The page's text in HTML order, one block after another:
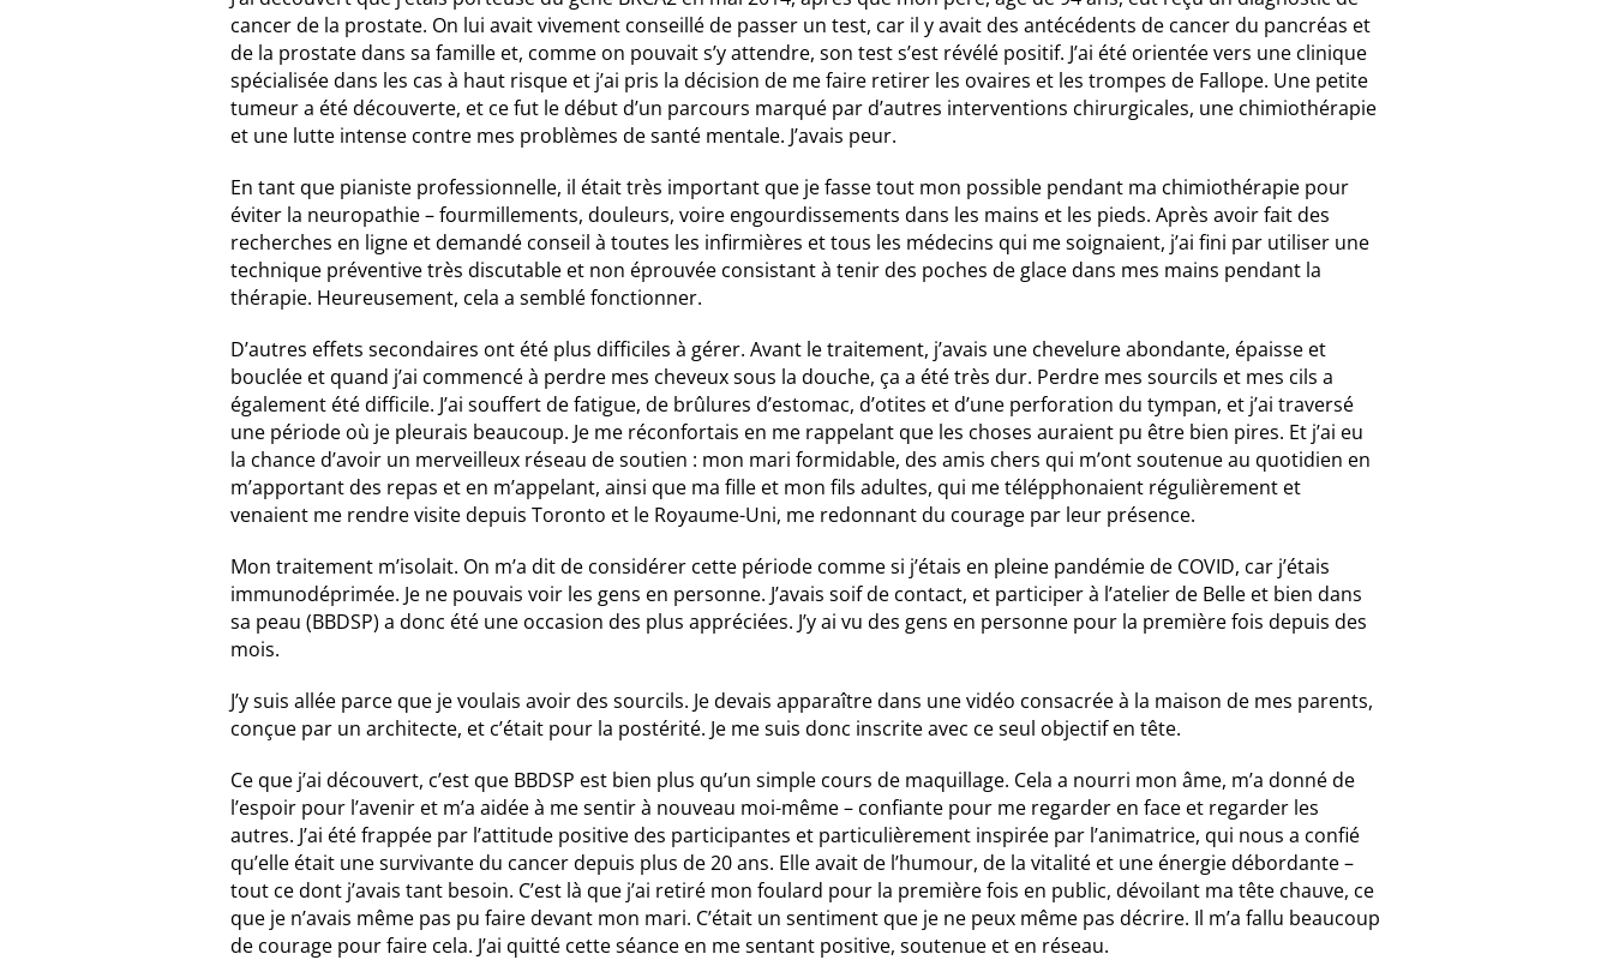
Ressources vidéo
cancer de la prostate. On lui avait vivement conseillé de passer un test, car il y avait des antécédents de cancer du pancréas et
de la prostate dans sa famille et, comme on pouvait s’y attendre, son test s’est révélé positif. J’ai été orientée vers une clinique
spécialisée dans les cas à haut risque et j’ai pris la décision de me faire retirer les ovaires et les trompes de Fallope. Une petite
tumeur a été découverte, et ce fut le début d’un parcours marqué par d’autres interventions chirurgicales, une chimiothérapie
et une lutte intense contre mes problèmes de santé mentale. J’avais peur.
En tant que pianiste professionnelle, il était très important que je fasse tout mon possible pendant ma chimiothérapie pour
éviter la neuropathie – fourmillements, douleurs, voire engourdissements dans les mains et les pieds. Après avoir fait des
recherches en ligne et demandé conseil à toutes les infirmières et tous les médecins qui me soignaient, j’ai fini par utiliser une
technique préventive très discutable et non éprouvée consistant à tenir des poches de glace dans mes mains pendant la
thérapie. Heureusement, cela a semblé fonctionner.
D’autres effets secondaires ont été plus difficiles à gérer. Avant le traitement, j’avais une chevelure abondante, épaisse et
bouclée et quand j’ai commencé à perdre mes cheveux sous la douche, ça a été très dur. Perdre mes sourcils et mes cils a
également été difficile. J’ai souffert de fatigue, de brûlures d’estomac, d’otites et d’une perforation du tympan, et j’ai traversé
une période où je pleurais beaucoup. Je me réconfortais en me rappelant que les choses auraient pu être bien pires. Et j’ai eu
la chance d’avoir un merveilleux réseau de soutien : mon mari formidable, des amis chers qui m’ont soutenue au quotidien en
m’apportant des repas et en m’appelant, ainsi que ma fille et mon fils adultes, qui me télépphonaient régulièrement et
venaient me rendre visite depuis Toronto et le Royaume-Uni, me redonnant du courage par leur présence.
Mon traitement m’isolait. On m’a dit de considérer cette période comme si j’étais en pleine pandémie de COVID, car j’étais
immunodéprimée. Je ne pouvais voir les gens en personne. J’avais soif de contact, et participer à l’atelier de Belle et bien dans
sa peau (BBDSP) a donc été une occasion des plus appréciées. J’y ai vu des gens en personne pour la première fois depuis des
mois.
J’y suis allée parce que je voulais avoir des sourcils. Je devais apparaître dans une vidéo consacrée à la maison de mes parents,
conçue par un architecte, et c’était pour la postérité. Je me suis donc inscrite avec ce seul objectif en tête.
Ce que j’ai découvert, c’est que BBDSP est bien plus qu’un simple cours de maquillage. Cela a nourri mon âme, m’a donné de
l’espoir pour l’avenir et m’a aidée à me sentir à nouveau moi-même – confiante pour me regarder en face et regarder les
autres. J’ai été frappée par l’attitude positive des participantes et particulièrement inspirée par l’animatrice, qui nous a confié
qu’elle était une survivante du cancer depuis plus de 20 ans. Elle avait de l’humour, de la vitalité et une énergie débordante –
tout ce dont j’avais tant besoin. C’est là que j’ai retiré mon foulard pour la première fois en public, dévoilant ma tête chauve, ce
que je n’avais même pas pu faire devant mon mari. C’était un sentiment que je ne peux même pas décrire. Il m’a fallu beaucoup
de courage pour faire cela. J’ai quitté cette séance en me sentant positive, soutenue et en réseau.